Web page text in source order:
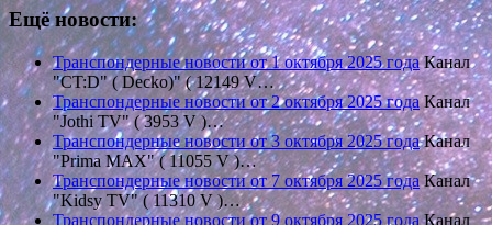
Ещё новости:
Транспондерные новости от 1 октября 2025 годаКанал
"CT:D" ( Decko)" ( 12149 V…
Транспондерные новости от 2 октября 2025 годаКанал
"Jothi TV" ( 3953 V )…
Транспондерные новости от 3 октября 2025 годаКанал
"Prima MAX" ( 11055 V )…
Транспондерные новости от 7 октября 2025 годаКанал
"Kidsy TV" ( 11310 V )…
Транспондерные новости от 9 октября 2025 годаКанал